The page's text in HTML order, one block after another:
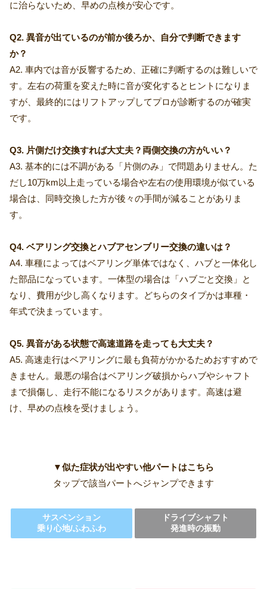
に治らないため、早めの点検が安心です。
Q2. 異音が出ているのが前か後ろか、自分で判断できます
か？
A2. 車内では音が反響するため、正確に判断するのは難しいで
す。左右の荷重を変えた時に音が変化するとヒントになりま
すが、最終的にはリフトアップしてプロが診断するのが確実
です。
Q3. 片側だけ交換すれば大丈夫？両側交換の方がいい？
A3. 基本的には不調がある「片側のみ」で問題ありません。た
だし10万km以上走っている場合や左右の使用環境が似ている
場合は、同時交換した方が後々の手間が減ることがありま
す。
Q4. ベアリング交換とハブアセンブリー交換の違いは？
A4. 車種によってはベアリング単体ではなく、ハブと一体化し
た部品になっています。一体型の場合は「ハブごと交換」と
なり、費用が少し高くなります。どちらのタイプかは車種・
年式で決まっています。
Q5. 異音がある状態で高速道路を走っても大丈夫？
A5. 高速走行はベアリングに最も負荷がかかるためおすすめで
きません。最悪の場合はベアリング破損からハブやシャフト
まで損傷し、走行不能になるリスクがあります。高速は避
け、早めの点検を受けましょう。
▼似た症状が出やすい他パートはこちら
タップで該当パートへジャンプできます
サスペンション
乗り心地/ふわふわ
ドライブシャフト
発進時の振動